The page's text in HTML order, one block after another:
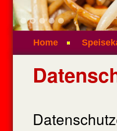
1 2 3 4 5
Home